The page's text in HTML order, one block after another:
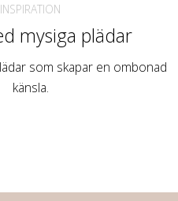
INSPIRATION
mysiga plädar
som skapar en ombonad
känsla.